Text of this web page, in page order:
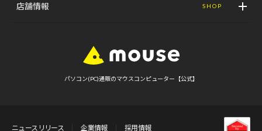
店舗情報 SHOP
パソコン(PC)通販のマウスコンピューター【公式】
ニュースリリース 企業情報 採用情報